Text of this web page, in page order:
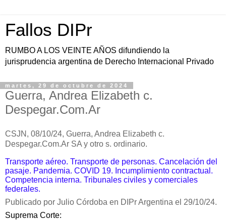
Fallos DIPr
RUMBO A LOS VEINTE AÑOS difundiendo la
jurisprudencia argentina de Derecho Internacional Privado
martes, 29 de octubre de 2024
Guerra, Andrea Elizabeth c.
Despegar.Com.Ar
CSJN, 08/10/24, Guerra, Andrea Elizabeth c.
Despegar.Com.Ar SA y otro s. ordinario.
Transporte aéreo. Transporte de personas. Cancelación del
pasaje. Pandemia. COVID 19. Incumplimiento contractual.
Competencia interna. Tribunales civiles y comerciales
federales.
Publicado por Julio Córdoba en DIPr Argentina el 29/10/24.
Suprema Corte: